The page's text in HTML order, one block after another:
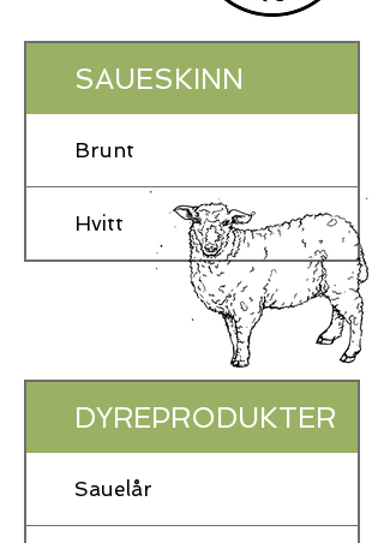
SAUESKINN
Brunt
Hvitt
DYREPRODUKTER
Sauelår